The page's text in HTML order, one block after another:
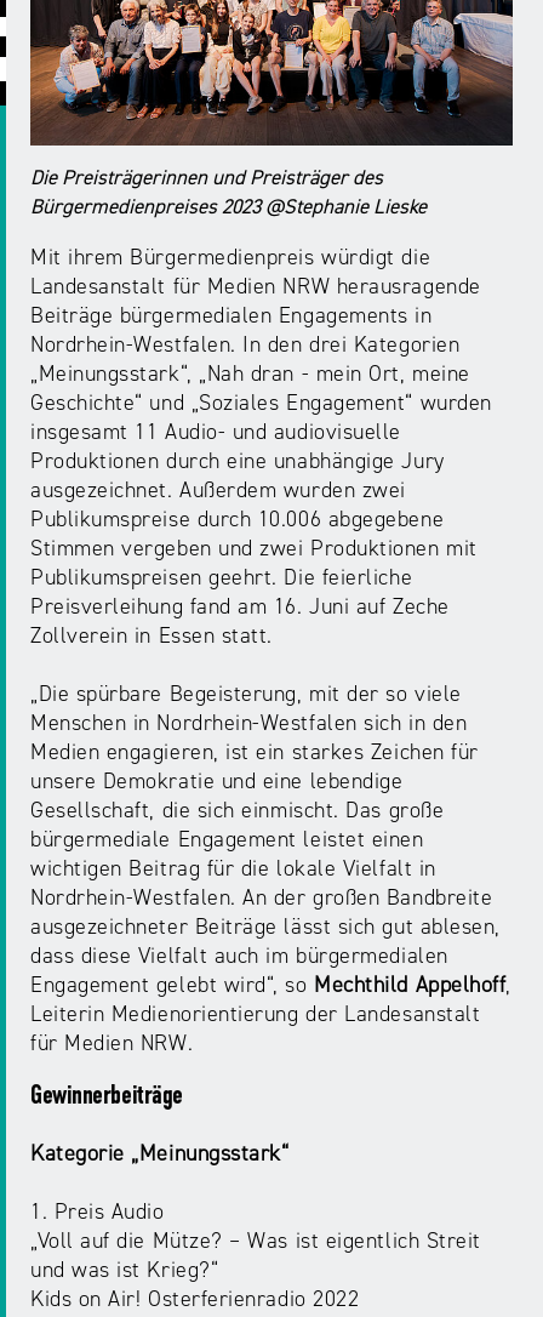
Intermediäre
Europa
in
der
Audio
Desinformation
Medienvielfalt
am
Standort
NRW
Werbung
Growth
Day
Laut-
und-
Klar-
Festival
Medienkarriere
NRW
Medienscouts
Convention
Medienversammlung
Preis
für
mediale
Roadshow
gegen
Desinformation
Safer
Internet
Day
Elternabende
#äsch-
Tecks
Juuuport
NRWision
FLIMMO
Förderungen
und
Ausschreibungen
Datenschutzaufsicht
Rechtsgrundlagen
Berichte
Die
Medienkommission
Kontakt
&
Anfahrt
Die Preisträgerinnen und Preisträger des
Bürgermedienpreises 2023 @Stephanie Lieske
Mit ihrem Bürgermedienpreis würdigt die
Landesanstalt für Medien NRW herausragende
Beiträge bürgermedialen Engagements in
Nordrhein-Westfalen. In den drei Kategorien
„Meinungsstark“, „Nah dran - mein Ort, meine
Geschichte“ und „Soziales Engagement“ wurden
insgesamt 11 Audio- und audiovisuelle
Produktionen durch eine unabhängige Jury
ausgezeichnet. Außerdem wurden zwei
Publikumspreise durch 10.006 abgegebene
Stimmen vergeben und zwei Produktionen mit
Publikumspreisen geehrt. Die feierliche
Preisverleihung fand am 16. Juni auf Zeche
Zollverein in Essen statt.
„Die spürbare Begeisterung, mit der so viele
Menschen in Nordrhein-Westfalen sich in den
Medien engagieren, ist ein starkes Zeichen für
unsere Demokratie und eine lebendige
Gesellschaft, die sich einmischt. Das große
bürgermediale Engagement leistet einen
wichtigen Beitrag für die lokale Vielfalt in
Nordrhein-Westfalen. An der großen Bandbreite
ausgezeichneter Beiträge lässt sich gut ablesen,
dass diese Vielfalt auch im bürgermedialen
Engagement gelebt wird“, so Mechthild Appelhoff,
Leiterin Medienorientierung der Landesanstalt
für Medien NRW.
Gewinnerbeiträge
Kategorie „Meinungsstark“
1. Preis Audio
„Voll auf die Mütze? – Was ist eigentlich Streit
und was ist Krieg?“
Kids on Air! Osterferienradio 2022